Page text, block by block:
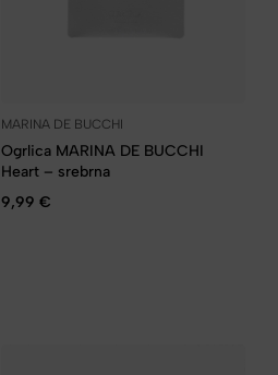
MARINA DE BUCCHI
Ogrlica MARINA DE BUCCHI
Heart – srebrna
9,99 €